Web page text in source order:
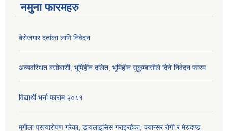
नमुना फारमहरु
बेरोजगार दर्ताका लागि निवेदन
अव्यवस्थित बसोबासी, भूमिहीन दलित, भूमिहीन सुकुम्बासीले दिने निवेदन फारम
विद्यार्थी भर्ना फाराम २०८१
मृगौला प्रत्यारोपण गरेका, डायलाइसिस गराइरहेका, क्यान्सर रोगी र मेरुदण्ड